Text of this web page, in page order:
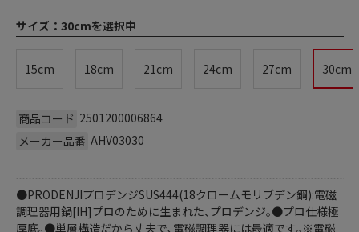
サイズ： 30cmを選択中
15cm 18cm 21cm 24cm 27cm 30cm
商品コード 2501200006864
メーカー品番 AHV03030
●PRODENJIプロデンジSUS444(18クロームモリブデン鋼):電磁
調理器用鍋[IH]プロのために生まれた､プロデンジ｡●プロ仕様極
厚底｡●単層構造だから丈夫で､電磁調理器には最適です｡※電磁